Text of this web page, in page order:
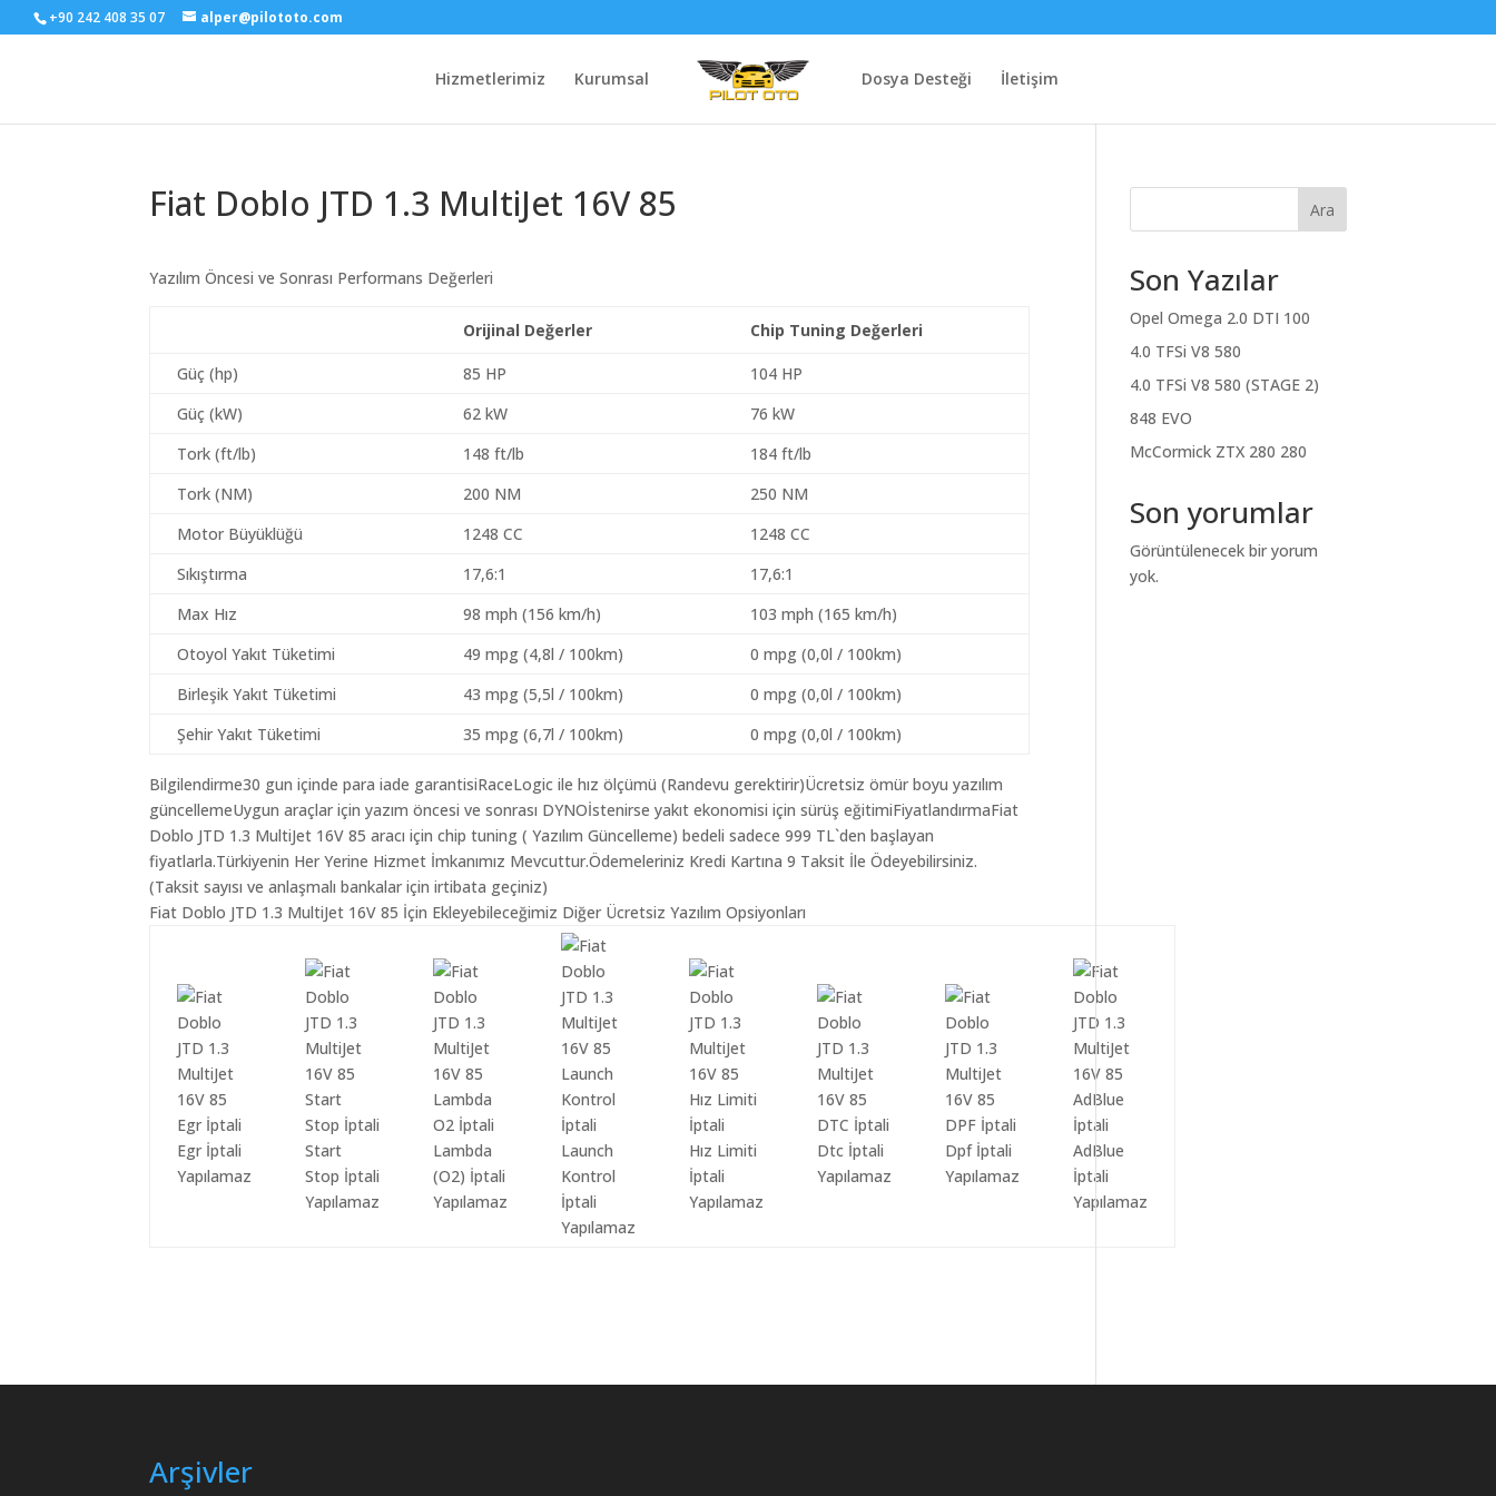
+90 242 408 35 07 alper@pilototo.com
Hizmetlerimiz Kurumsal Dosya Desteği İletişim
Fiat Doblo JTD 1.3 MultiJet 16V 85
Yazılım Öncesi ve Sonrası Performans Değerleri
Orijinal Değerler Chip Tuning Değerleri
Güç (hp) 85 HP
104 HP
Güç (kW)
62 kW
76 kW
Tork (ft/lb)
148 ft/lb
184 ft/lb
Tork (NM)
200 NM
250 NM
Motor Büyüklüğü
1248 CC
1248 CC
Sıkıştırma
17,6:1
17,6:1
Max Hız
98 mph (156 km/h)
103 mph (165 km/h)
Otoyol Yakıt Tüketimi
49 mpg (4,8l / 100km)
0 mpg (0,0l / 100km)
Birleşik Yakıt Tüketimi
43 mpg (5,5l / 100km)
0 mpg (0,0l / 100km)
Şehir Yakıt Tüketimi
35 mpg (6,7l / 100km) 0 mpg (0,0l / 100km)
Bilgilendirme30 gun içinde para iade garantisiRaceLogic ile hız ölçümü (Randevu gerektirir)Ücretsiz ömür boyu yazılım
güncellemeUygun araçlar için yazım öncesi ve sonrası DYNOİstenirse yakıt ekonomisi için sürüş eğitimiFiyatlandırmaFiat
Doblo JTD 1.3 MultiJet 16V 85 aracı için chip tuning ( Yazılım Güncelleme) bedeli sadece 999 TL`den başlayan
fiyatlarla.Türkiyenin Her Yerine Hizmet İmkanımız Mevcuttur.Ödemeleriniz Kredi Kartına 9 Taksit İle Ödeyebilirsiniz.
(Taksit sayısı ve anlaşmalı bankalar için irtibata geçiniz)
Fiat Doblo JTD 1.3 MultiJet 16V 85 İçin Ekleyebileceğimiz Diğer Ücretsiz Yazılım Opsiyonları
Egr İptali
Yapılamaz
Start
Stop İptali
Yapılamaz
Lambda
(O2) İptali
Yapılamaz
Launch
Kontrol
İptali
Yapılamaz
Hız Limiti
İptali
Yapılamaz
Dtc İptali
Yapılamaz
Dpf İptali
Yapılamaz
AdBlue
İptali
Yapılamaz
Ara
Son Yazılar
Opel Omega 2.0 DTI 100
4.0 TFSi V8 580
4.0 TFSi V8 580 (STAGE 2)
848 EVO
McCormick ZTX 280 280
Son yorumlar
Görüntülenecek bir yorum
yok.
Arşivler